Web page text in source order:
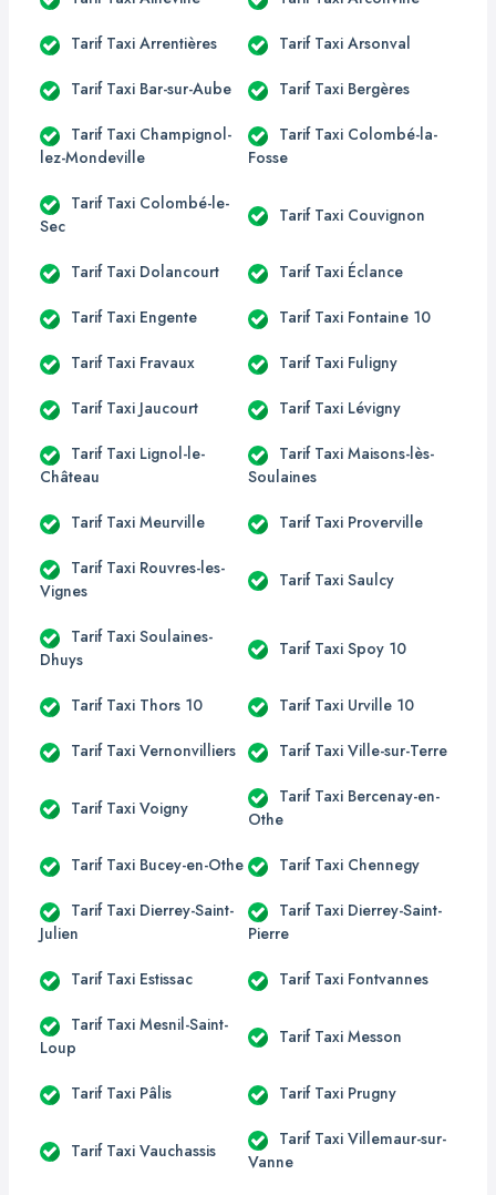
Tarif Taxi Arrentières Tarif Taxi Arsonval
Tarif Taxi Bar-sur-Aube Tarif Taxi Bergères
Tarif Taxi Champignol-
lez-Mondeville
Tarif Taxi Colombé-la-
Fosse
Tarif Taxi Colombé-le-
Sec
Tarif Taxi Couvignon
Tarif Taxi Dolancourt Tarif Taxi Éclance
Tarif Taxi Engente Tarif Taxi Fontaine 10
Tarif Taxi Fravaux Tarif Taxi Fuligny
Tarif Taxi Jaucourt Tarif Taxi Lévigny
Tarif Taxi Lignol-le-
Château
Tarif Taxi Maisons-lès-
Soulaines
Tarif Taxi Meurville Tarif Taxi Proverville
Tarif Taxi Rouvres-les-
Vignes
Tarif Taxi Saulcy
Tarif Taxi Soulaines-
Dhuys
Tarif Taxi Spoy 10
Tarif Taxi Thors 10 Tarif Taxi Urville 10
Tarif Taxi Vernonvilliers Tarif Taxi Ville-sur-Terre
Tarif Taxi Voigny
Tarif Taxi Bercenay-en-
Othe
Tarif Taxi Bucey-en-Othe Tarif Taxi Chennegy
Tarif Taxi Dierrey-Saint-
Julien
Tarif Taxi Dierrey-Saint-
Pierre
Tarif Taxi Estissac Tarif Taxi Fontvannes
Tarif Taxi Mesnil-Saint-
Loup
Tarif Taxi Messon
Tarif Taxi Pâlis Tarif Taxi Prugny
Tarif Taxi Vauchassis
Tarif Taxi Villemaur-sur-
Vanne